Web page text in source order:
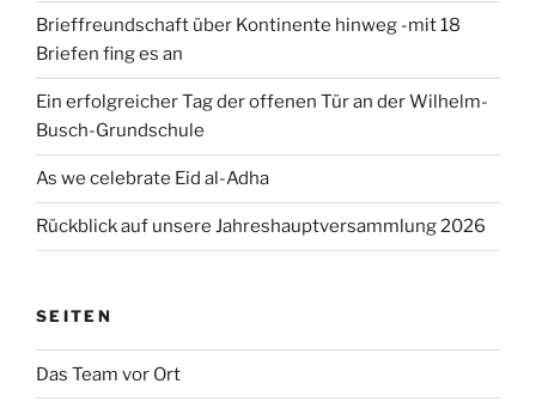
Brieffreundschaft über Kontinente hinweg -mit 18
Briefen fing es an
Ein erfolgreicher Tag der offenen Tür an der Wilhelm-
Busch-Grundschule
As we celebrate Eid al-Adha
Rückblick auf unsere Jahreshauptversammlung 2026
SEITEN
Das Team vor Ort